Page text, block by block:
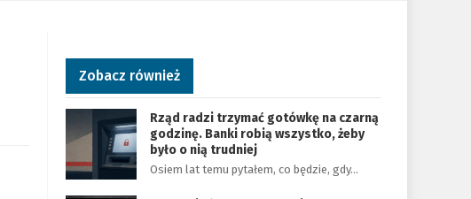
Zobacz również
Rząd radzi trzymać gotówkę na czarną
godzinę. Banki robią wszystko, żeby
było o nią trudniej
Osiem lat temu pytałem, co będzie, gdy…